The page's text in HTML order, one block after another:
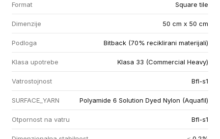
Format Square tile
Dimenzije 50 cm x 50 cm
Podloga Bitback (70% reciklirani materijali)
Klasa upotrebe Klasa 33 (Commercial Heavy)
Vatrostojnost Bfl-s1
SURFACE_YARN Polyamide 6 Solution Dyed Nylon (Aquafil)
Otpornost na vatru Bfl-s1